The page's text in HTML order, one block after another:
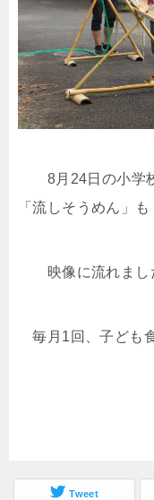
8月 24日の小学
「流しそうめん」も
映像に流れまし
毎月 1 回、子ども
Tweet